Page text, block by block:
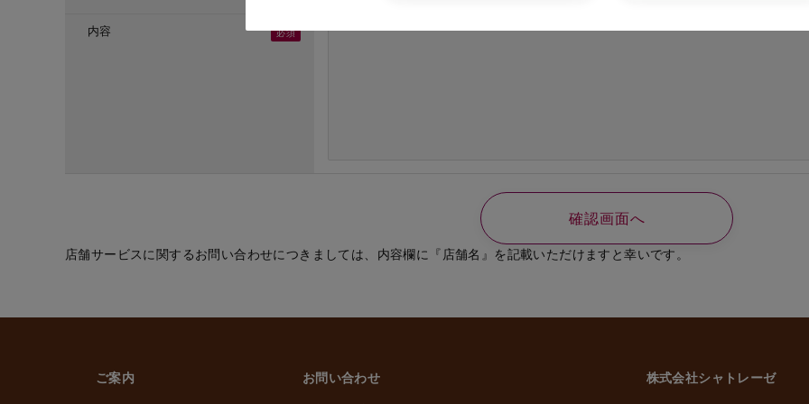
・(１)～(７)に記載した利用目的以外で個人情報を取得または利用する場合は、個別に利用目的を明示
3. 個人情報の第三者への委託・提供について
内容
店舗サービスに関するお問い合わせにつきましては、内容欄に『店舗名』を記載いただけますと幸いです。
ご案内 お問い合わせ 株式会社シャトレーゼ